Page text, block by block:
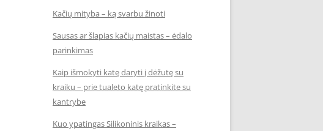
Kačių mityba – ką svarbu žinoti
Sausas ar šlapias kačių maistas – ėdalo
parinkimas
Kaip išmokyti katę daryti į dėžutę su
kraiku – prie tualeto katę pratinkite su
kantrybe
Kuo ypatingas Silikoninis kraikas –